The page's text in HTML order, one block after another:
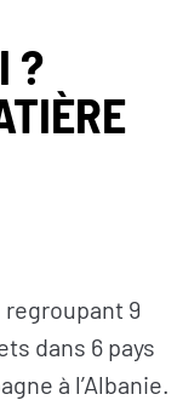
?
regroupant 9
dans 6 pays
à l’Albanie.